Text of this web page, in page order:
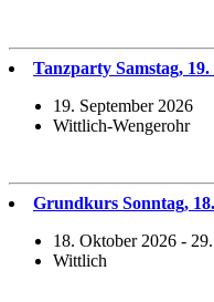
Tanzparty Samstag,
19. September 2026
Wittlich-Wengerohr
Grundkurs Sonntag,
18. Oktober 2026 -
Wittlich